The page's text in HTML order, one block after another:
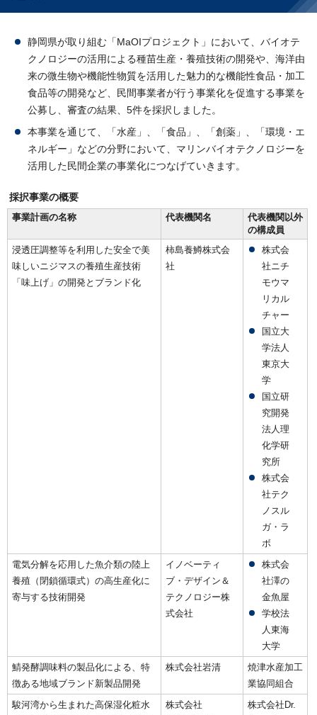
静岡県が取り組む「MaOIプロジェクト」において、バイオテ
クノロジーの活用による種苗生産・養殖技術の開発や、海洋由
来の微生物や機能性物質を活用した魅力的な機能性食品・加工
食品等の開発など、民間事業者が行う事業化を促進する事業を
公募し、審査の結果、5件を採択しました。
本事業を通じて、「水産」、「食品」、「創薬」、「環境・エ
ネルギー」などの分野において、マリンバイオテクノロジーを
活用した民間企業の事業化につなげていきます。
採択事業の概要
事業計画の名称
代表機関名
代表機関以外
の構成員
浸透圧調整等を利用した安全で美
味しいニジマスの養殖生産技術
「味上げ」の開発とブランド化
柿島養鱒株式会
社
株式会
社ニチ
モウマ
リカル
チャー
国立大
学法人
東京大
学
国立研
究開発
法人理
化学研
究所
株式会
社テク
ノスル
ガ・ラ
ボ
電気分解を応用した魚介類の陸上
養殖（閉鎖循環式）の高生産化に
寄与する技術開発
イノベーティ
ブ・デザイン＆
テクノロジー株
式会社
株式会
社澤の
金魚屋
学校法
人東海
大学
鯖発酵調味料の製品化による、特
徴ある地域ブランド新製品開発
株式会社岩清
焼津水産加工
業協同組合
駿河湾から生まれた高保湿化粧水
株式会社
株式会社Dr.